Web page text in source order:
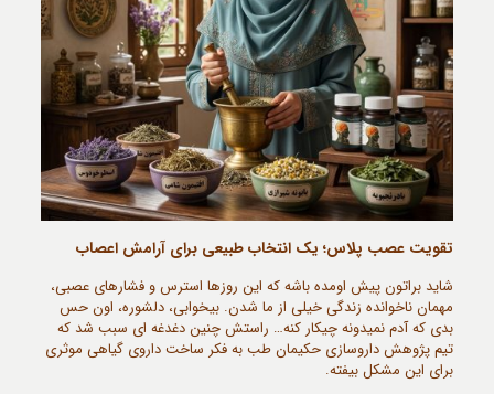
تقویت عصب پلاس؛ یک انتخاب طبیعی برای آرامش اعصاب
شاید براتون پیش اومده باشه که این روزها استرس و فشارهای عصبی،
مهمان ناخوانده زندگی خیلی از ما شدن. بیخوابی، دلشوره، اون حس
بدی که آدم نمیدونه چیکار کنه… راستش چنین دغدغه ای سبب شد که
تیم پژوهش داروسازی حکیمان طب به فکر ساخت داروی گیاهی موثری
برای این مشکل بیفته.